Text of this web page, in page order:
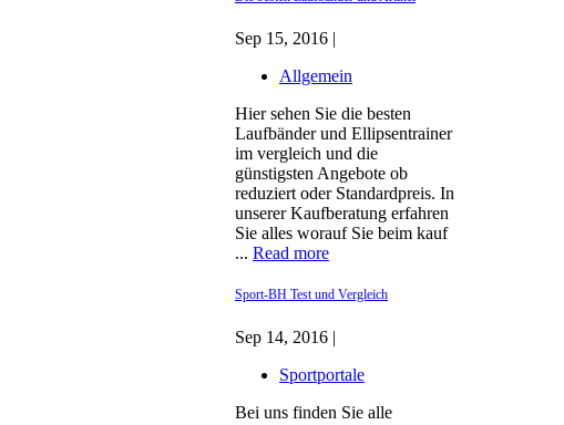
Sep 15, 2016 |
Allgemein
Hier sehen Sie die besten
Laufbänder und Ellipsentrainer
im vergleich und die
günstigsten Angebote ob
reduziert oder Standardpreis. In
unserer Kaufberatung erfahren
Sie alles worauf Sie beim kauf
... Read more
Sport-BH Test und Vergleich
Sep 14, 2016 |
Sportportale
Bei uns finden Sie alle